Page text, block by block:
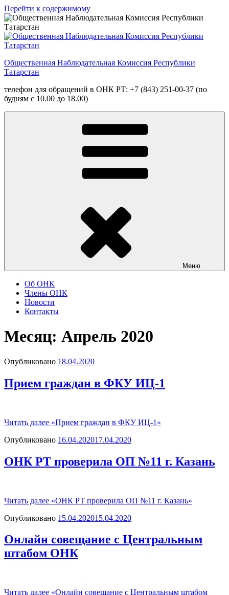
Перейти к содержимому
Общественная Наблюдательная Комиссия Республики
Татарстан
телефон для обращений в ОНК РТ: +7 (843) 251-00-37 (по
будням с 10.00 до 18.00)
Меню
Об ОНК
Члены ОНК
Новости
Контакты
Месяц: Апрель 2020
Опубликовано 18.04.2020
Прием граждан в ФКУ ИЦ-1
Читать далее «Прием граждан в ФКУ ИЦ-1»
Опубликовано 16.04.202017.04.2020
ОНК РТ проверила ОП №11 г. Казань
Читать далее «ОНК РТ проверила ОП №11 г. Казань»
Опубликовано 15.04.202015.04.2020
Онлайн совещание с Центральным
штабом ОНК
Читать далее «Онлайн совещание с Центральным штабом